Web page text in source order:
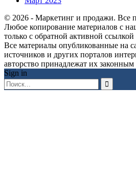
© 2026 - Маркетинг и продажи. Все
Любое копирование материалов с
только с обратной активной ссылкой
Все материалы опубликованные на
источников и других порталов
авторство принадлежат их законным
Sign in